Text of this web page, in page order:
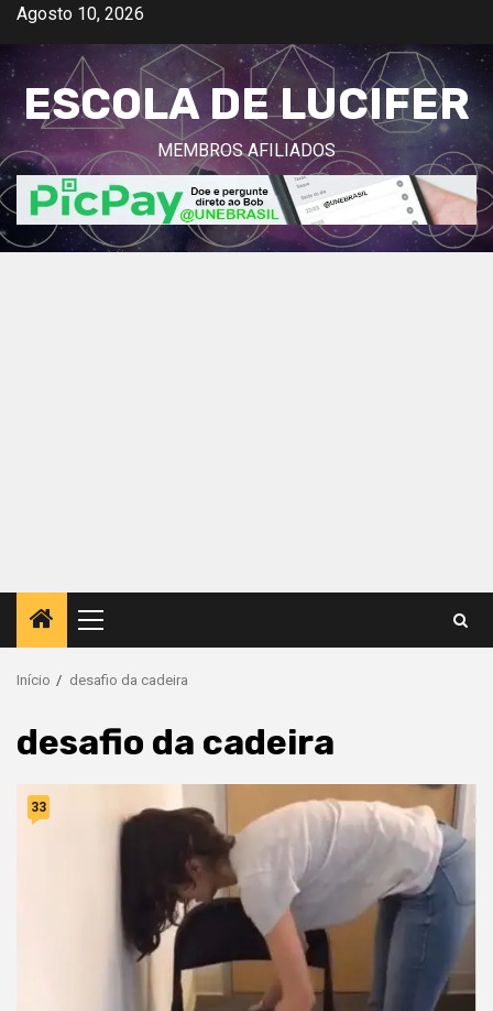
Avançar
o
conteúdo
Agosto 10, 2026
ESCOLA DE LUCIFER
MEMBROS AFILIADOS
Menu
principal
Início desafio da cadeira
desafio da cadeira
33